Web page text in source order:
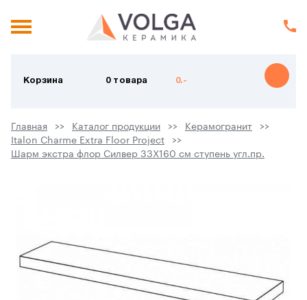
Корзина 0 товара 0.-
Главная Каталог продукции
Керамогранит
Italon Charme Extra Floor Project
Шарм экстра флор Силвер 33X160 см ступень угл.пр.